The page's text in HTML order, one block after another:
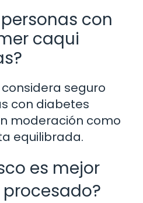
con
caqui
seguro
con diabetes
moderación como
equilibrada.
es mejor